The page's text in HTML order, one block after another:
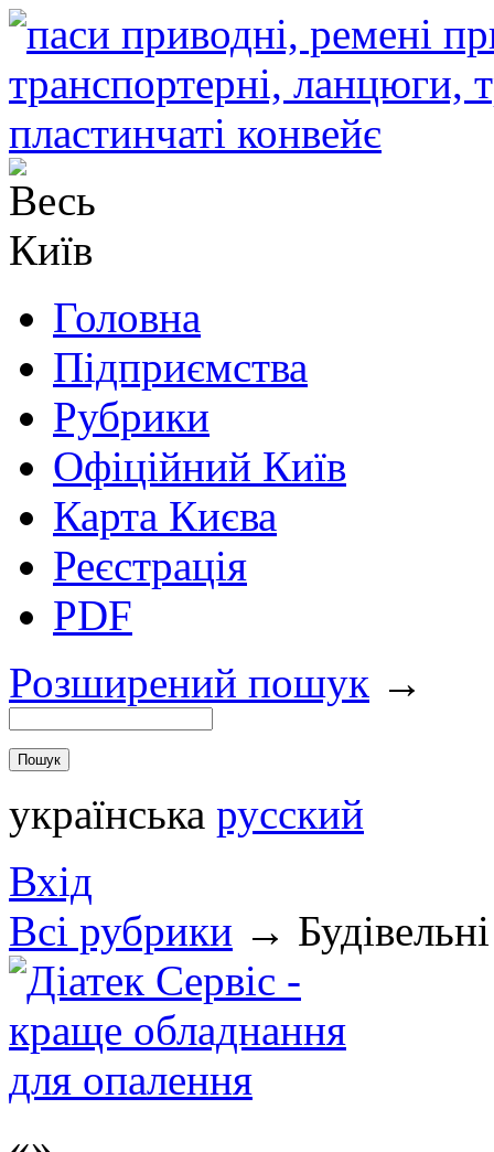
Головна
Підприємства
Рубрики
Офіційний Київ
Карта Києва
Реєстрація
PDF
Розширений пошук →
українська русский
Вхід
Всi рубрики →